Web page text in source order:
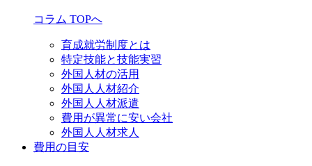
コラム TOPへ
育成就労制度とは
特定技能と技能実習
外国人材の活用
外国人人材紹介
外国人人材派遣
費用が異常に安い会社
外国人人材求人
費用の目安